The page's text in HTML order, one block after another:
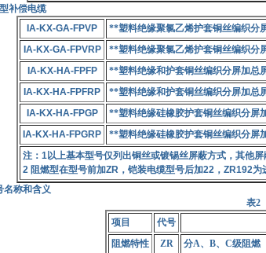
补偿电缆
IA-KX-GA-FPVP
**塑料绝缘聚氯乙烯护套铜丝编织分
IA-KX-GA-FPVRP
**塑料绝缘聚氯乙烯护套铜丝编织分
IA-KX-HA-FPFP
**塑料绝缘和护套铜丝编织分屏加总
IA-KX-HA-FPFRP
**塑料绝缘和护套铜丝编织分屏加总
IA-KX-HA-FPGP
**塑料绝缘硅橡胶护套铜丝编织分屏
IA-KX-HA-FPGRP
**塑料绝缘硅橡胶护套铜丝编织分屏
注： 1以上基本型号仅列出铜丝或镀锡丝屏蔽方式，其他
2 阻燃型在型号前加ZR ，铠装电缆型号后加22 ， ZR192为
名称和含义
表2
项目
代号
阻燃特性
ZR
分A、B、C级阻燃